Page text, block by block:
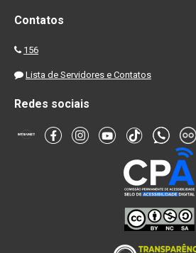
Contatos
156
Lista de Servidores e Contatos
Redes sociais